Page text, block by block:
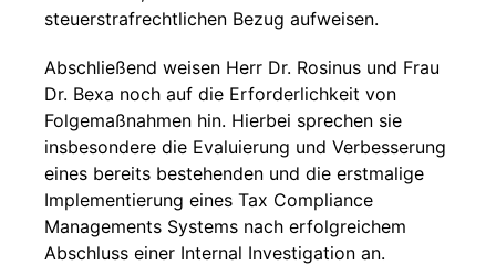
steuerstrafrechtlichen Bezug aufweisen.
Abschließend weisen Herr Dr. Rosinus und Frau
Dr. Bexa noch auf die Erforderlichkeit von
Folgemaßnahmen hin. Hierbei sprechen sie
insbesondere die Evaluierung und Verbesserung
eines bereits bestehenden und die erstmalige
Implementierung eines Tax Compliance
Managements Systems nach erfolgreichem
Abschluss einer Internal Investigation an.